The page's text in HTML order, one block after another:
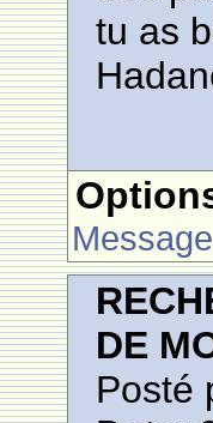
tu as
Message
DE
Posté